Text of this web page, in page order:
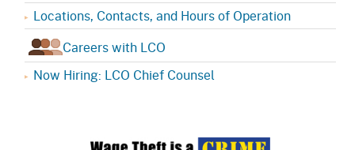
Locations, Contacts, and Hours of Operation
Careers with LCO
Now Hiring: LCO Chief Counsel